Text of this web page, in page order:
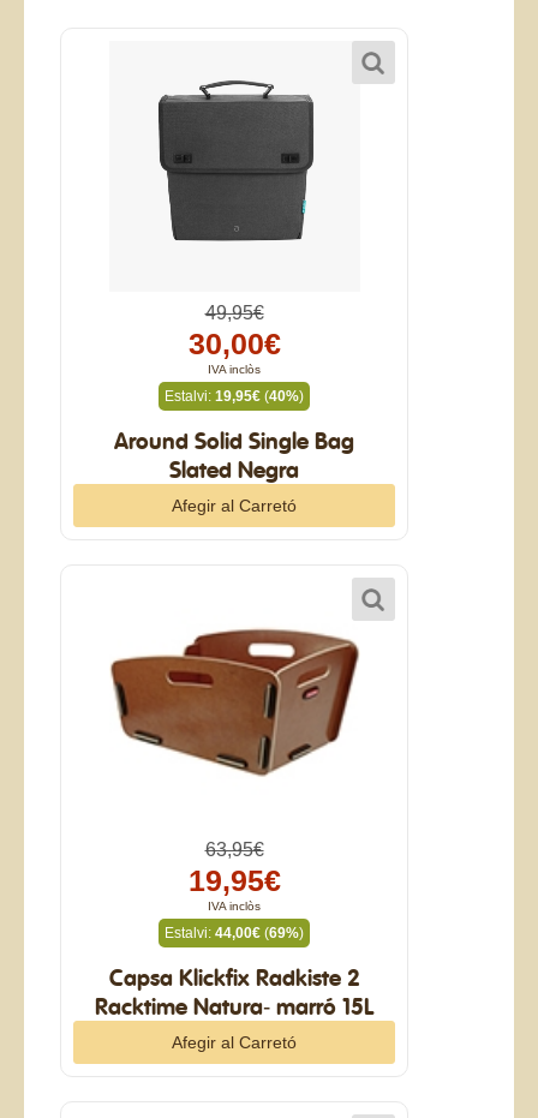
49,95€
30,00€
IVA inclòs
Estalvi: 19,95€ (40%)
Around Solid Single Bag
Slated Negra
63,95€
19,95€
IVA inclòs
Estalvi: 44,00€ (69%)
Capsa Klickfix Radkiste 2
Racktime Natura- marró 15L